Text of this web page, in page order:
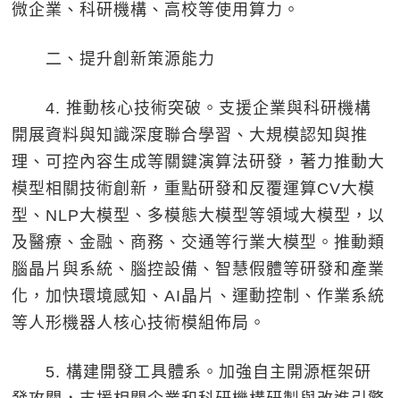
微企業、科研機構、高校等使用算力。
二、提升創新策源能力
4. 推動核心技術突破。支援企業與科研機構
開展資料與知識深度聯合學習、大規模認知與推
理、可控內容生成等關鍵演算法研發，著力推動大
模型相關技術創新，重點研發和反覆運算CV大模
型、NLP大模型、多模態大模型等領域大模型，以
及醫療、金融、商務、交通等行業大模型。推動類
腦晶片與系統、腦控設備、智慧假體等研發和產業
化，加快環境感知、AI晶片、運動控制、作業系統
等人形機器人核心技術模組佈局。
5. 構建開發工具體系。加強自主開源框架研